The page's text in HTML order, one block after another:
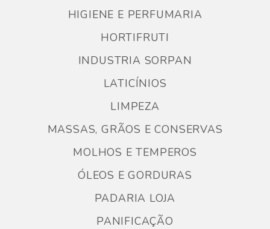
HIGIENE E PERFUMARIA
HORTIFRUTI
INDUSTRIA SORPAN
LATICÍNIOS
LIMPEZA
MASSAS, GRÃOS E CONSERVAS
MOLHOS E TEMPEROS
ÓLEOS E GORDURAS
PADARIA LOJA
PANIFICAÇÃO